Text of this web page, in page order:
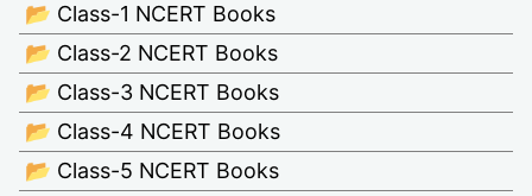
📂 Class-1 NCERT Books
📂 Class-2 NCERT Books
📂 Class-3 NCERT Books
📂 Class-4 NCERT Books
📂 Class-5 NCERT Books